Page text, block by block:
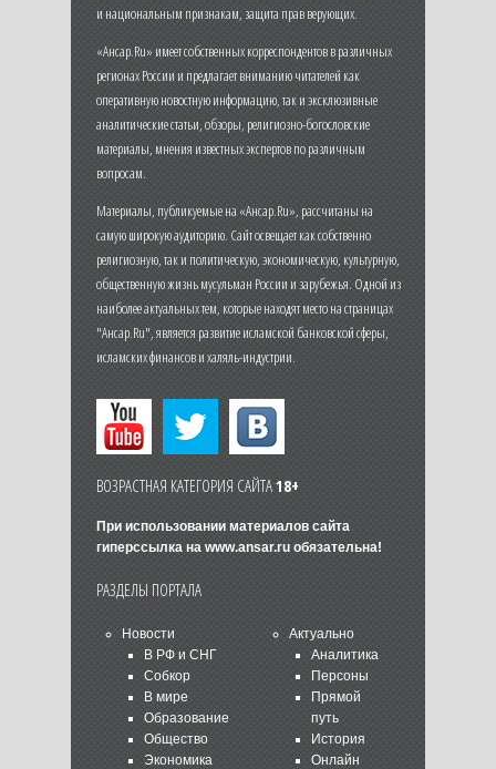
и национальным признакам, защита прав верующих.
«Ансар.Ru» имеет собственных корреспондентов в различных
регионах России и предлагает вниманию читателей как
оперативную новостную информацию, так и эксклюзивные
аналитические статьи, обзоры, религиозно-богословские
материалы, мнения известных экспертов по различным
вопросам.
Материалы, публикуемые на «Ансар.Ru», рассчитаны на
самую широкую аудиторию. Сайт освещает как собственно
религиозную, так и политическую, экономическую, культурную,
общественную жизнь мусульман России и зарубежья. Одной из
наиболее актуальных тем, которые находят место на страницах
"Ансар.Ru", является развитие исламской банковской сферы,
исламских финансов и халяль-индустрии.
ВОЗРАСТНАЯ КАТЕГОРИЯ САЙТА18+
При использовании материалов сайта
гиперссылка на www.ansar.ruобязательна!
РАЗДЕЛЫ ПОРТАЛА
Новости
В РФ и СНГ
Собкор
В мире
Образование
Общество
Экономика
Актуально
Аналитика
Персоны
Прямой
путь
История
Онлайн